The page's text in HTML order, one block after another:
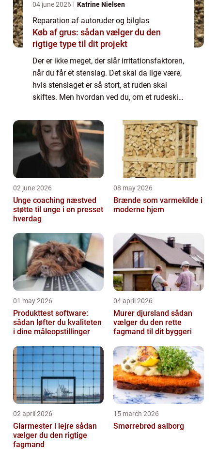
04 june 2026 Katrine Nielsen
Reparation af autoruder og bilglas
Køb af grus: sådan vælger du den
rigtige type til dit projekt
Der er ikke meget, der slår irritationsfaktoren,
når du får et stenslag. Det skal da lige være,
hvis stenslaget er så stort, at ruden skal
skiftes. Men hvordan ved du, om et rudeskift
Autoruder & bi...
02 june 2026
Unge coaching næstved
støtte til unge i en presset
hverdag
08 may 2026
Brænde som varmekilde i
moderne hjem
01 may 2026
Produkttest software:
sådan løfter du kvaliteten
i dine måleopstillinger
04 april 2026
Murer djursland sådan
vælger du den rette
fagmand til dit byggeri
02 april 2026
Glarmester i lejre sådan
vælger du den rigtige
fagmand
15 march 2026
Smørrebrød aalborg